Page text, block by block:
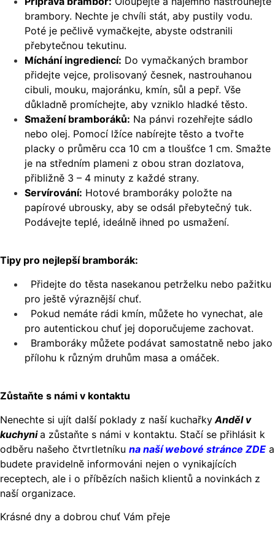
brambory. Nechte je chvíli stát, aby pustily vodu.
Poté je pečlivě vymačkejte, abyste odstranili
přebytečnou tekutinu.
Míchání ingrediencí: Do vymačkaných brambor
přidejte vejce, prolisovaný česnek, nastrouhanou
cibuli, mouku, majoránku, kmín, sůl a pepř. Vše
důkladně promíchejte, aby vzniklo hladké těsto.
Smažení bramboráků: Na pánvi rozehřejte sádlo
nebo olej. Pomocí lžíce nabírejte těsto a tvořte
placky o průměru cca 10 cm a tloušťce 1 cm. Smažte
je na středním plameni z obou stran dozlatova,
přibližně 3 – 4 minuty z každé strany.
Servírování: Hotové bramboráky položte na
papírové ubrousky, aby se odsál přebytečný tuk.
Podávejte teplé, ideálně ihned po usmažení.
Tipy pro nejlepší bramborák:
Přidejte do těsta nasekanou petrželku nebo pažitku
pro ještě výraznější chuť.
Pokud nemáte rádi kmín, můžete ho vynechat, ale
pro autentickou chuť jej doporučujeme zachovat.
Bramboráky můžete podávat samostatně nebo jako
přílohu k různým druhům masa a omáček.
Zůstaňte s námi v kontaktu
Nenechte si ujít další poklady z naší kuchařky Anděl v
kuchynia zůstaňte s námi v kontaktu. Stačí se přihlásit k
odběru našeho čtvrtletníku na naší webové stránce ZDE a
budete pravidelně informováni nejen o vynikajících
receptech, ale i o příbězích našich klientů a novinkách z
naší organizace.
Krásné dny a dobrou chuť Vám přeje